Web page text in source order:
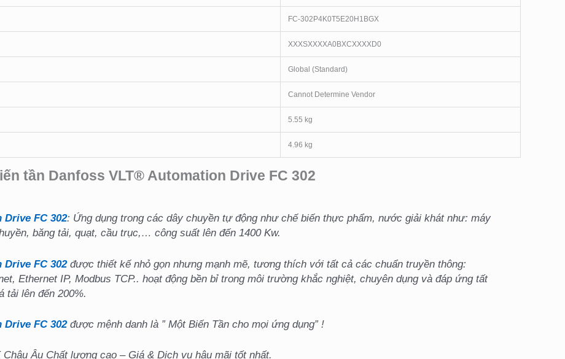
FC-302P4K0T5E20H1BGX
XXXSXXXXA0BXCXXXXD0
Global (Standard)
Cannot Determine Vendor
5.55 kg
4.96 kg
tần Danfoss VLT® Automation Drive FC 302
FC 302: Ứng dụng trong các dây chuyền tự động như chế biến thực phẩm, nước giải khát như: máy
băng tải, quạt, cầu trục,… công suất lên đến 1400 Kw.
Drive FC 302được thiết kế nhỏ gọn nhưng mạnh mẽ, tương thích với tất cả các chuẩn truyền thông:
Ethernet IP, Modbus TCP.. hoạt động bền bỉ trong môi trường khắc nghiệt, chuyên dụng và đáp ứng tất
tải lên đến 200%.
FC 302được mệnh danh là ” Một Biến Tần cho mọi ứng dụng” !
Châu Âu Chất lượng cao – Giá & Dịch vụ hậu mãi tốt nhất.